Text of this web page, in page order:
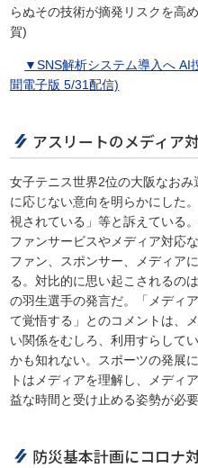
らぬその技術が摘発リスクを高
賀)
▼SNS解析システム導入へ AI
聞電子版 5/31配信)
アスリートのメディア
女子テニス世界2位の大阪なお
に応じない意向を明らかにした
視されている」等と訴えている
ファンサービスやメディア対応
ファン、スポンサー、メディア
る。対比的に思い起こされるの
の羽生選手の発言だ。「メディ
て覚悟する」とのコメントは、
い関係をむしろ、利用すらして
かも知れない。スポーツの発展
トはメディアを理解し、メディ
益な時間と受け止める姿勢が必
防災基本計画にコロナ